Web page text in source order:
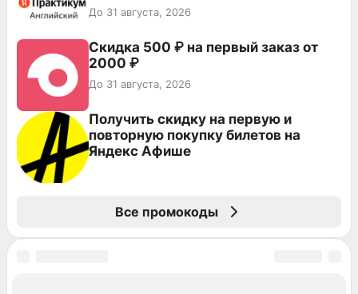
До 31 августа, 2026
Скидка 500 ₽ на первый заказ от
2000 ₽
До 31 августа, 2026
Получить скидку на первую и
повторную покупку билетов на
Яндекс Афише
Все промокоды